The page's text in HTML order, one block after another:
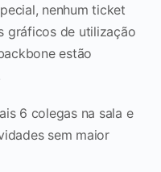
nenhum ticket
gráficos de utilização
estão
6 colegas na sala e
sem maior